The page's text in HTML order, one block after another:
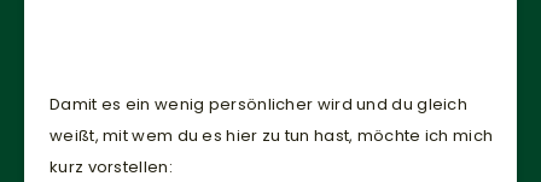
Damit es ein wenig persönlicher wird und du gleich
weißt, mit wem du es hier zu tun hast, möchte ich mich
kurz vorstellen: